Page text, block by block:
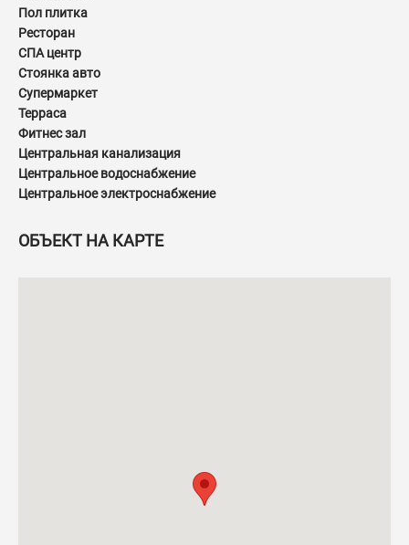
Пол плитка
Ресторан
СПА центр
Стоянка авто
Супермаркет
Терраса
Фитнес зал
Центральная канализация
Центральное водоснабжение
Центральное электроснабжение
ОБЪЕКТ НА КАРТЕ